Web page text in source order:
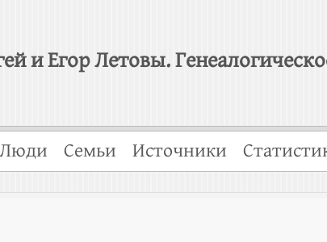
и Егор Летовы.
Люди Семьи Источники